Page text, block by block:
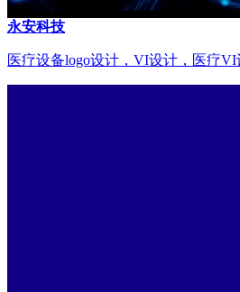
永安科技
医疗设备logo设计，VI设计，医疗